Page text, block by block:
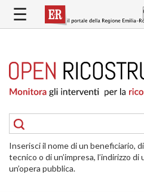
contenuto
RICOSTRUZIONE
PUBBLICA
DELLE
ABITAZIONI
RICOSTRUZIONE
ATTIVITÀ
☰
Inserisci il nome di un beneficiario,
tecnico o di un’impresa, l’indirizzo
un’opera pubblica.